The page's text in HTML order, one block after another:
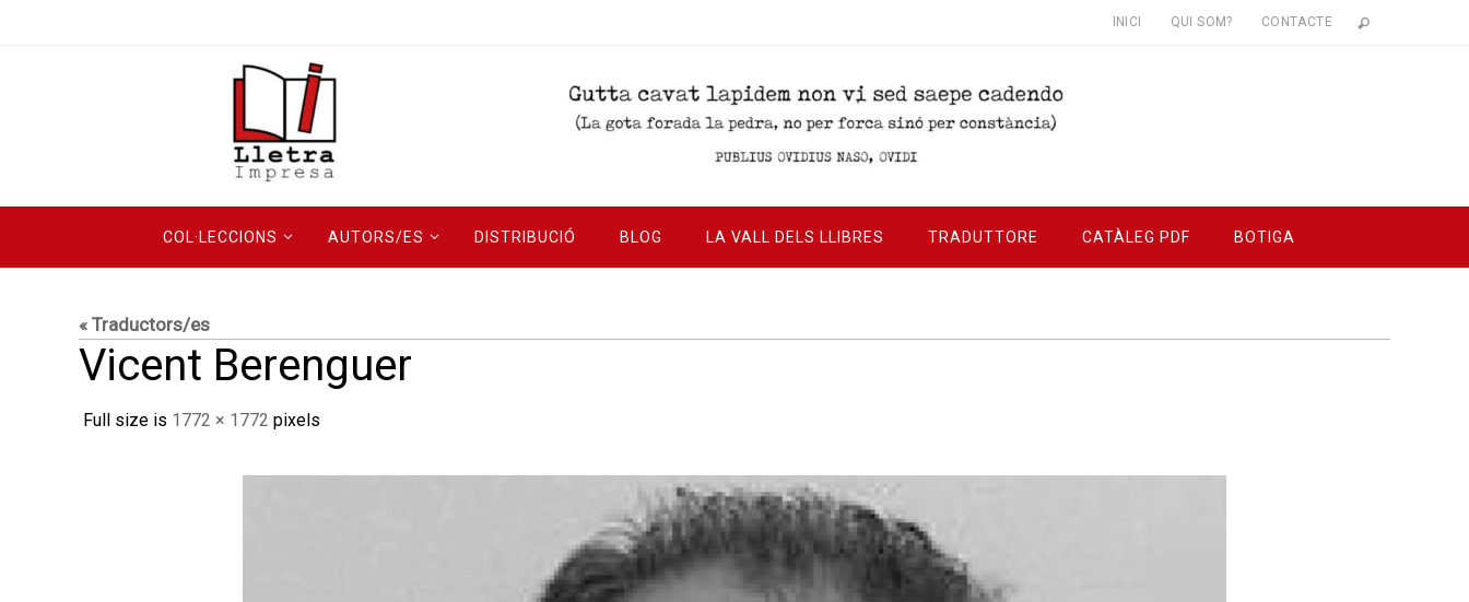
INICI QUI SOM? CONTACTE
COL·LECCIONS AUTORS/ES DISTRIBUCIÓ BLOG LA VALL DELS LLIBRES TRADUTTORE CATÀLEG PDF BOTIGA
« Traductors/es
Vicent Berenguer
Full size is 1772 × 1772 pixels